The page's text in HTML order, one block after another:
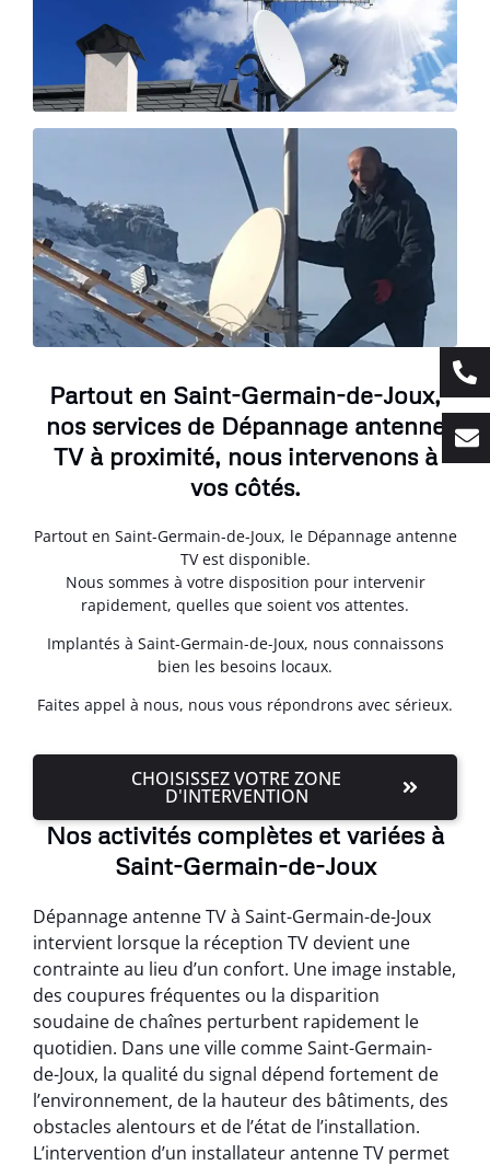
Partout en Saint-Germain-de-Joux,
nos services de Dépannage antenne
TV à proximité, nous intervenons à
vos côtés.
Partout en Saint-Germain-de-Joux, le Dépannage antenne
TV est disponible.
Nous sommes à votre disposition pour intervenir
rapidement, quelles que soient vos attentes.
Implantés à Saint-Germain-de-Joux, nous connaissons
bien les besoins locaux.
Faites appel à nous, nous vous répondrons avec sérieux.
CHOISISSEZ VOTRE ZONE
D'INTERVENTION
Nos activités complètes et variées à
Saint-Germain-de-Joux
Dépannage antenne TV à Saint-Germain-de-Joux
intervient lorsque la réception TV devient une
contrainte au lieu d’un confort. Une image instable,
des coupures fréquentes ou la disparition
soudaine de chaînes perturbent rapidement le
quotidien. Dans une ville comme Saint-Germain-
de-Joux, la qualité du signal dépend fortement de
l’environnement, de la hauteur des bâtiments, des
obstacles alentours et de l’état de l’installation.
L’intervention d’un installateur antenne TV permet